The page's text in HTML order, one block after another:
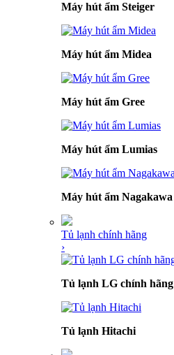
Máy hút ẩm Steiger
Máy hút ẩm Midea
Máy hút ẩm Gree
Máy hút ẩm Lumias
Máy hút ẩm Nagakawa
Tủ lạnh chính hãng
›
Tủ lạnh LG chính hãng
Tủ lạnh Hitachi